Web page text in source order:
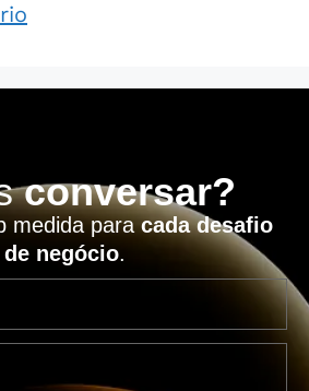
conversar?
medida paracada desafio
de negócio.